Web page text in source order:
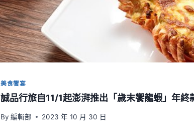
美食饗宴
誠品行旅自11/1起澎湃推出「歲末饗龍蝦」年
By 編輯部 2023 年 10 月 30 日